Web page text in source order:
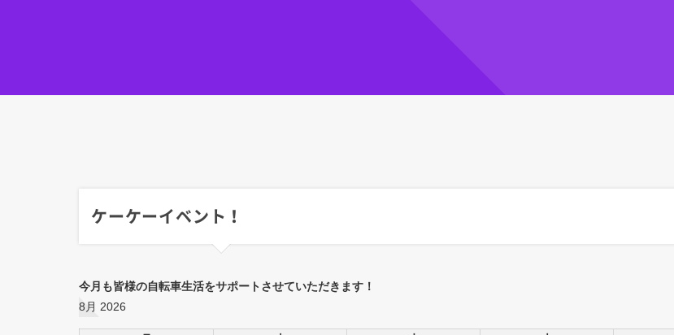
ケーケーイベント！
今月も皆様の自転車生活をサポートさせていただきます！
8月 2026